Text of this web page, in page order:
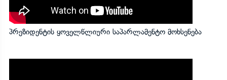
პრეზიდენტის ყოველწლიური საპარლამენტო მოხსენება